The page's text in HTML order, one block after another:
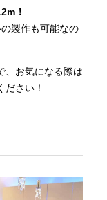
！
製作も可能なの
、お気になる際は
さい！